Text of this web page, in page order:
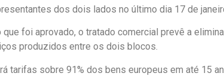
dos dois lados no último dia 17 de
foi aprovado, o tratado comercial prevê a
produzidos entre os dois blocos.
tarifas sobre 91% dos bens europeus em até 15